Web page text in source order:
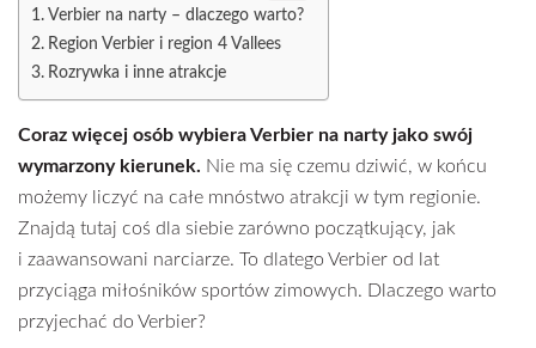
Verbier na narty – dlaczego warto?
Region Verbier i region 4 Vallees
Rozrywka i inne atrakcje
Coraz więcej osób wybiera Verbier na narty jako swój
wymarzony kierunek. Nie ma się czemu dziwić, w końcu
możemy liczyć na całe mnóstwo atrakcji w tym regionie.
Znajdą tutaj coś dla siebie zarówno początkujący, jak
i zaawansowani narciarze. To dlatego Verbier od lat
przyciąga miłośników sportów zimowych. Dlaczego warto
przyjechać do Verbier?